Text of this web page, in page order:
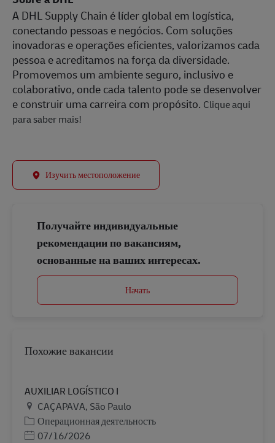
A DHL Supply Chain é líder global em logística,
conectando pessoas e negócios. Com soluções
inovadoras e operações eficientes, valorizamos cada
pessoa e acreditamos na força da diversidade.
Promovemos um ambiente seguro, inclusivo e
colaborativo, onde cada talento pode se desenvolver
e construir uma carreira com propósito. Clique aqui
para saber mais!
Изучить местоположение
Получайте индивидуальные
рекомендации по вакансиям,
основанные на ваших интересах.
Начать
Похожие вакансии
AUXILIAR LOGÍSTICO I
Местоположение
CAÇAPAVA, São Paulo
Категория
Операционная деятельность
Дата публикации
07/16/2026